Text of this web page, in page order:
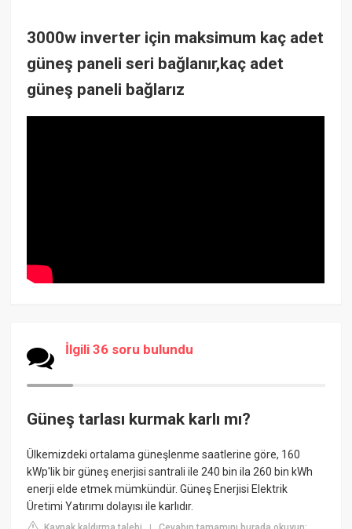
3000w inverter için maksimum kaç adet
güneş paneli seri bağlanır,kaç adet
güneş paneli bağlarız
İlgili 36 soru bulundu
Güneş tarlası kurmak karlı mı?
Ülkemizdeki ortalama güneşlenme saatlerine göre, 160
kWp'lik bir güneş enerjisi santrali ile 240 bin ila 260 bin kWh
enerji elde etmek mümkündür. Güneş Enerjisi Elektrik
Üretimi Yatırımı dolayısı ile karlıdır.